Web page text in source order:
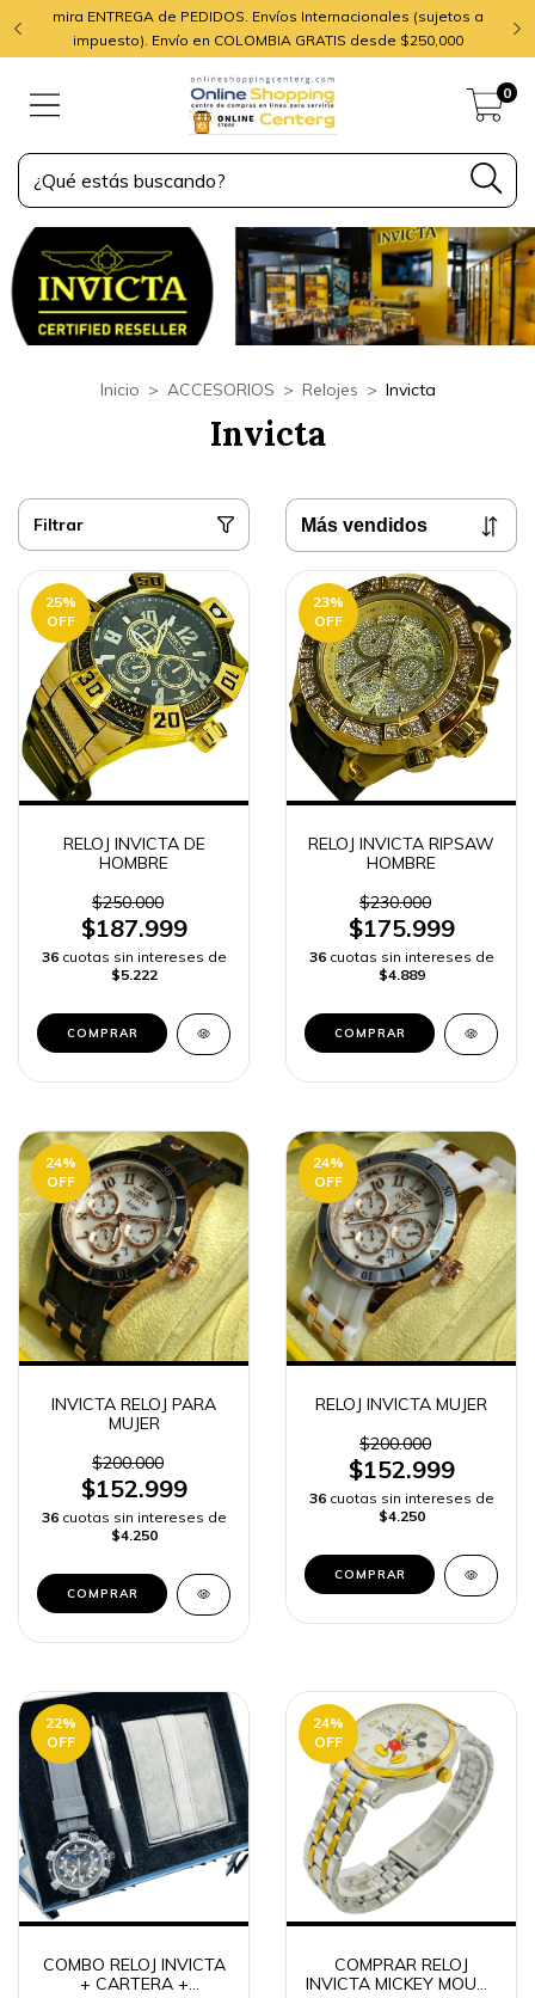
mira ENTREGA de PEDIDOS. Envíos Internacionales (sujetos a
impuesto). Envío en COLOMBIA GRATIS desde $250,000
0
Inicio > ACCESORIOS > Relojes > Invicta
Invicta
Filtrar
25%
OFF
RELOJ INVICTA DE
HOMBRE
$250.000
$187.999
36 cuotas sin intereses de
$5.222
COMPRAR
23%
OFF
RELOJ INVICTA RIPSAW
HOMBRE
$230.000
$175.999
36 cuotas sin intereses de
$4.889
COMPRAR
24%
OFF
INVICTA RELOJ PARA
MUJER
$200.000
$152.999
36 cuotas sin intereses de
$4.250
COMPRAR
24%
OFF
RELOJ INVICTA MUJER
$200.000
$152.999
36 cuotas sin intereses de
$4.250
COMPRAR
22%
OFF
COMBO RELOJ INVICTA
+ CARTERA +
24%
OFF
COMPRAR RELOJ
INVICTA MICKEY MOUSE